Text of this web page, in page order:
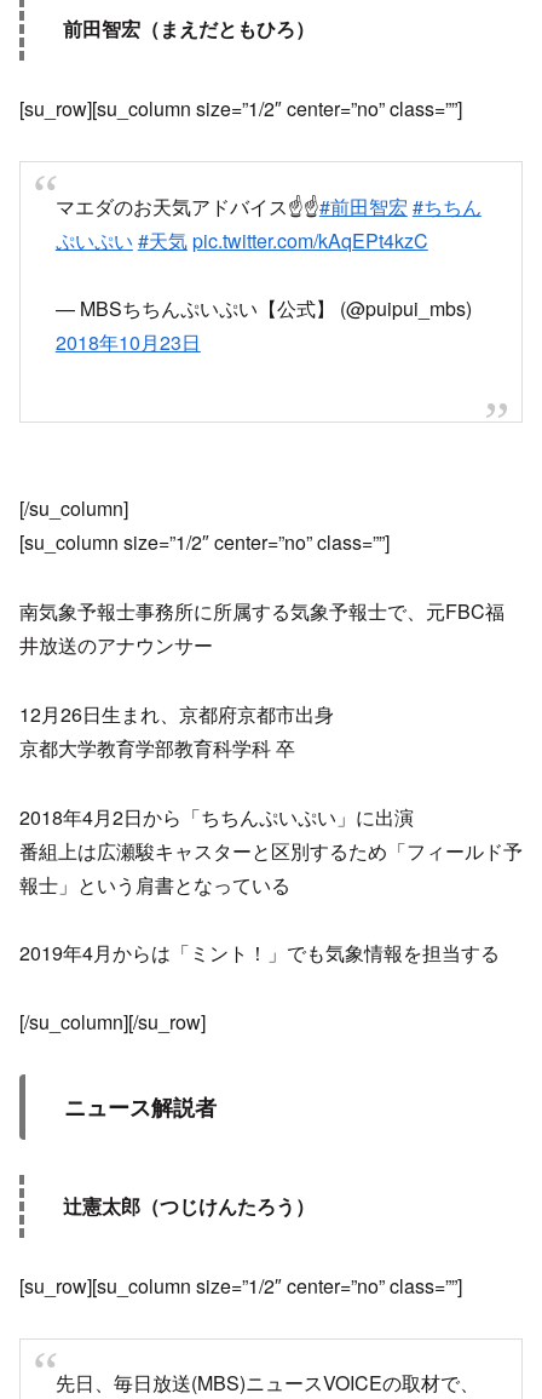
前田智宏（まえだともひろ）
[su_row][su_column size=”1/2″ center=”no” class=””]
マエダのお天気アドバイス☝️☝️#前田智宏 #ちちん
ぷいぷい #天気pic.twitter.com/kAqEPt4kzC
— MBSちちんぷいぷい【公式】 (@puipui_mbs)
2018年10月23日
[/su_column]
[su_column size=”1/2″ center=”no” class=””]
南気象予報士事務所に所属する気象予報士で、元FBC福
井放送のアナウンサー
12月26日生まれ、京都府京都市出身
京都大学教育学部教育科学科 卒
2018年4月2日から「ちちんぷいぷい」に出演
番組上は広瀬駿キャスターと区別するため「フィールド予
報士」という肩書となっている
2019年4月からは「ミント！」でも気象情報を担当する
[/su_column][/su_row]
ニュース解説者
辻憲太郎（つじけんたろう）
[su_row][su_column size=”1/2″ center=”no” class=””]
先日、毎日放送(MBS)ニュースVOICEの取材で、